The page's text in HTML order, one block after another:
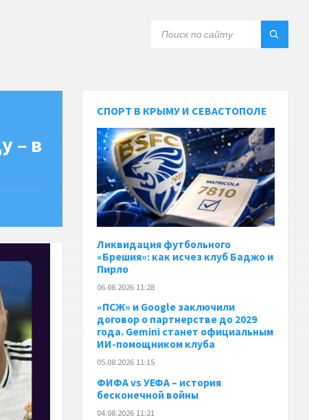
– в
СПОРТ В КРЫМУ И СЕВАСТОПОЛЕ
Ликвидация футбольного
«Брешия»: как исчез клуб Баджо и
Пирло
06.08.2026 11:28
«ПСЖ» и Google заключили
договор о партнерстве до 2029
года. Gemini станет официальным
ИИ-помощником клуба
05.08.2026 11:15
ФИФА vs УЕФА – история
бесконечной войны
04.08.2026 11:21